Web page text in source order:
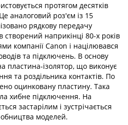
протягом десятків
аналоговий роз'єм із 15
рядкову передачу
створений наприкінці 80-х років
компанії Canon і націлювався
та підключень. В основу
пластина-ізолятор, що виконує
та роздільника контактів. По
оцинковану пластину. Така
хибне підключення. На
застарілим і зустрічається
моделей.